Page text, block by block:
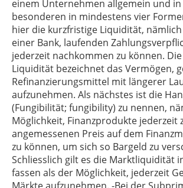
einem Unternehmen allgemein und
besonderen in mindestens vier
hier die kurzfristige Liquidität,
einer Bank, laufenden
jederzeit nachkommen zu können.
Liquidität bezeichnet das Vermögen,
Refinanzierungsmittel mit längerer
aufzunehmen. Als nächstes ist die
(Fungibilität; fungibility) zu nennen,
Möglichkeit, Finanzprodukte jederzeit
angemessenen Preis auf dem
zu können, um sich so Bargeld zu
Schliesslich gilt es die Marktliquidität
fassen als der Möglichkeit, jederzeit